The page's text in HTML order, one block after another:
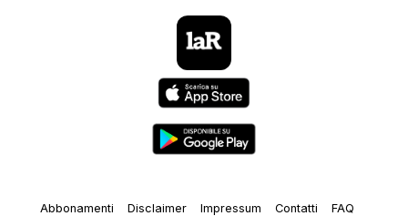
Abbonamenti Disclaimer Impressum Contatti
FAQ